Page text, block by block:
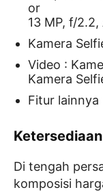
or
13 MP, f/2.2,
Kamera
Video :
Kamera
Fitur lainnya
Ketersediaan
Di tengah
komposisi